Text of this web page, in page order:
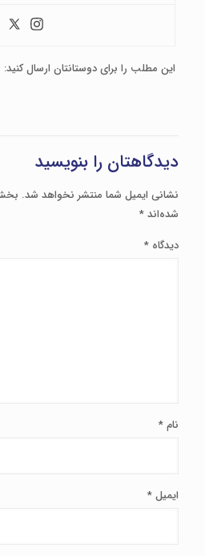
این مطلب را برای دوستانتان ارسال کنید:
دیدگاهتان را بنویسید
نشانی ایمیل شما منتشر نخواهد شد.
شده‌اند*
دیدگاه *
نام*
ایمیل*